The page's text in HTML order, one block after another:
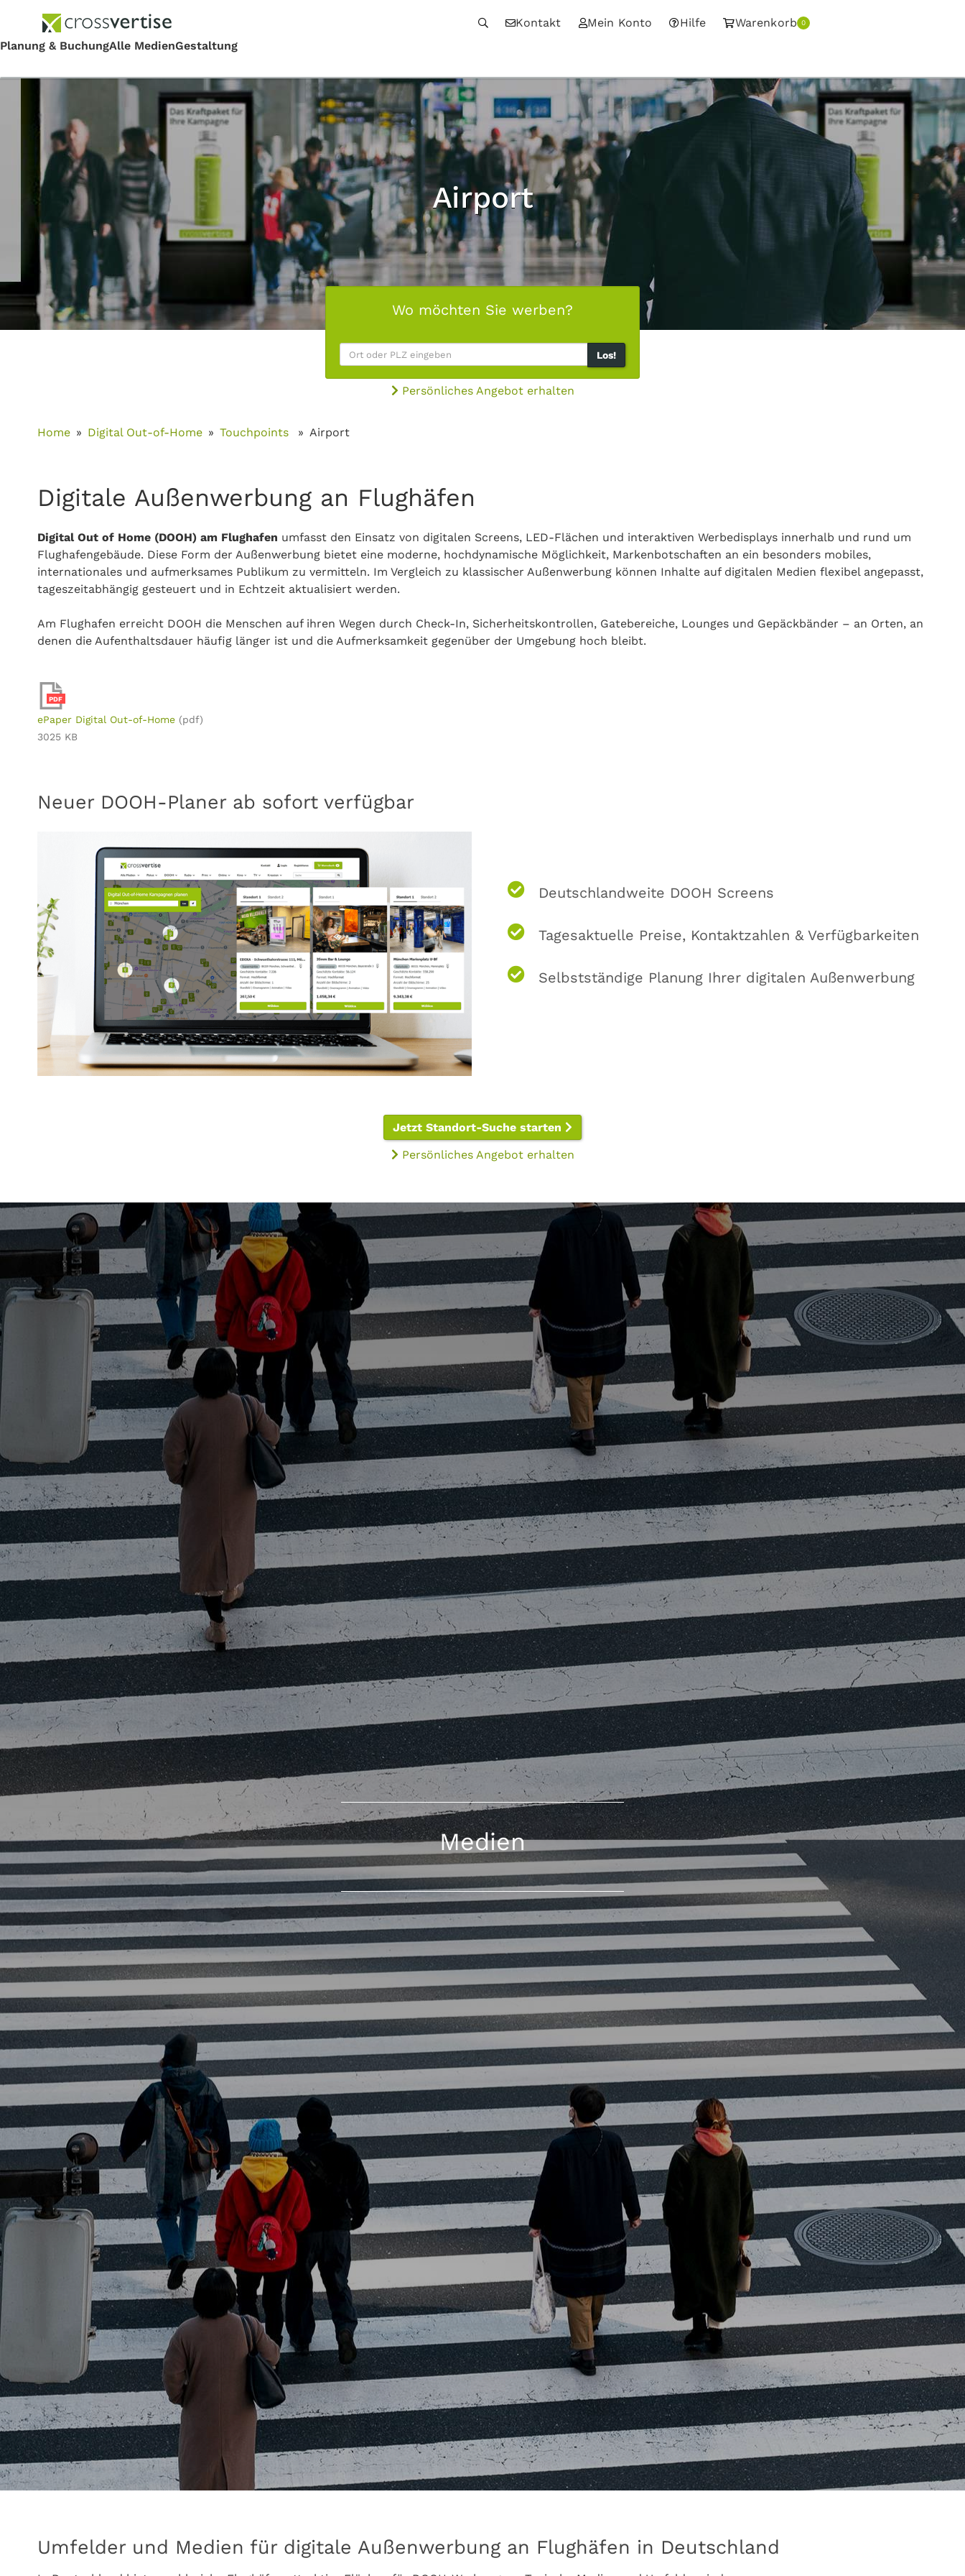
Kontakt Mein Konto Hilfe Warenkorb 0
Airport
Wo möchten Sie werben?
Los!
Persönliches Angebot erhalten
Home Digital Out-of-Home Touchpoints Airport
Digitale Außenwerbung an Flughäfen
Digital Out of Home (DOOH) am Flughafen umfasst den Einsatz von digitalen Screens, LED-Flächen und interaktiven Werbedisplays innerhalb und rund um
Flughafengebäude. Diese Form der Außenwerbung bietet eine moderne, hochdynamische Möglichkeit, Markenbotschaften an ein besonders mobiles,
internationales und aufmerksames Publikum zu vermitteln. Im Vergleich zu klassischer Außenwerbung können Inhalte auf digitalen Medien flexibel angepasst,
tageszeitabhängig gesteuert und in Echtzeit aktualisiert werden.
Am Flughafen erreicht DOOH die Menschen auf ihren Wegen durch Check-In, Sicherheitskontrollen, Gatebereiche, Lounges und Gepäckbänder – an Orten, an
denen die Aufenthaltsdauer häufig länger ist und die Aufmerksamkeit gegenüber der Umgebung hoch bleibt.
PDF
ePaper Digital Out-of-Home (pdf)
3025 KB
Neuer DOOH-Planer ab sofort verfügbar
Deutschlandweite DOOH Screens
Tagesaktuelle Preise, Kontaktzahlen & Verfügbarkeiten
Selbstständige Planung Ihrer digitalen Außenwerbung
Jetzt Standort-Suche starten
Persönliches Angebot erhalten
Medien
Umfelder und Medien für digitale Außenwerbung an Flughäfen in Deutschland